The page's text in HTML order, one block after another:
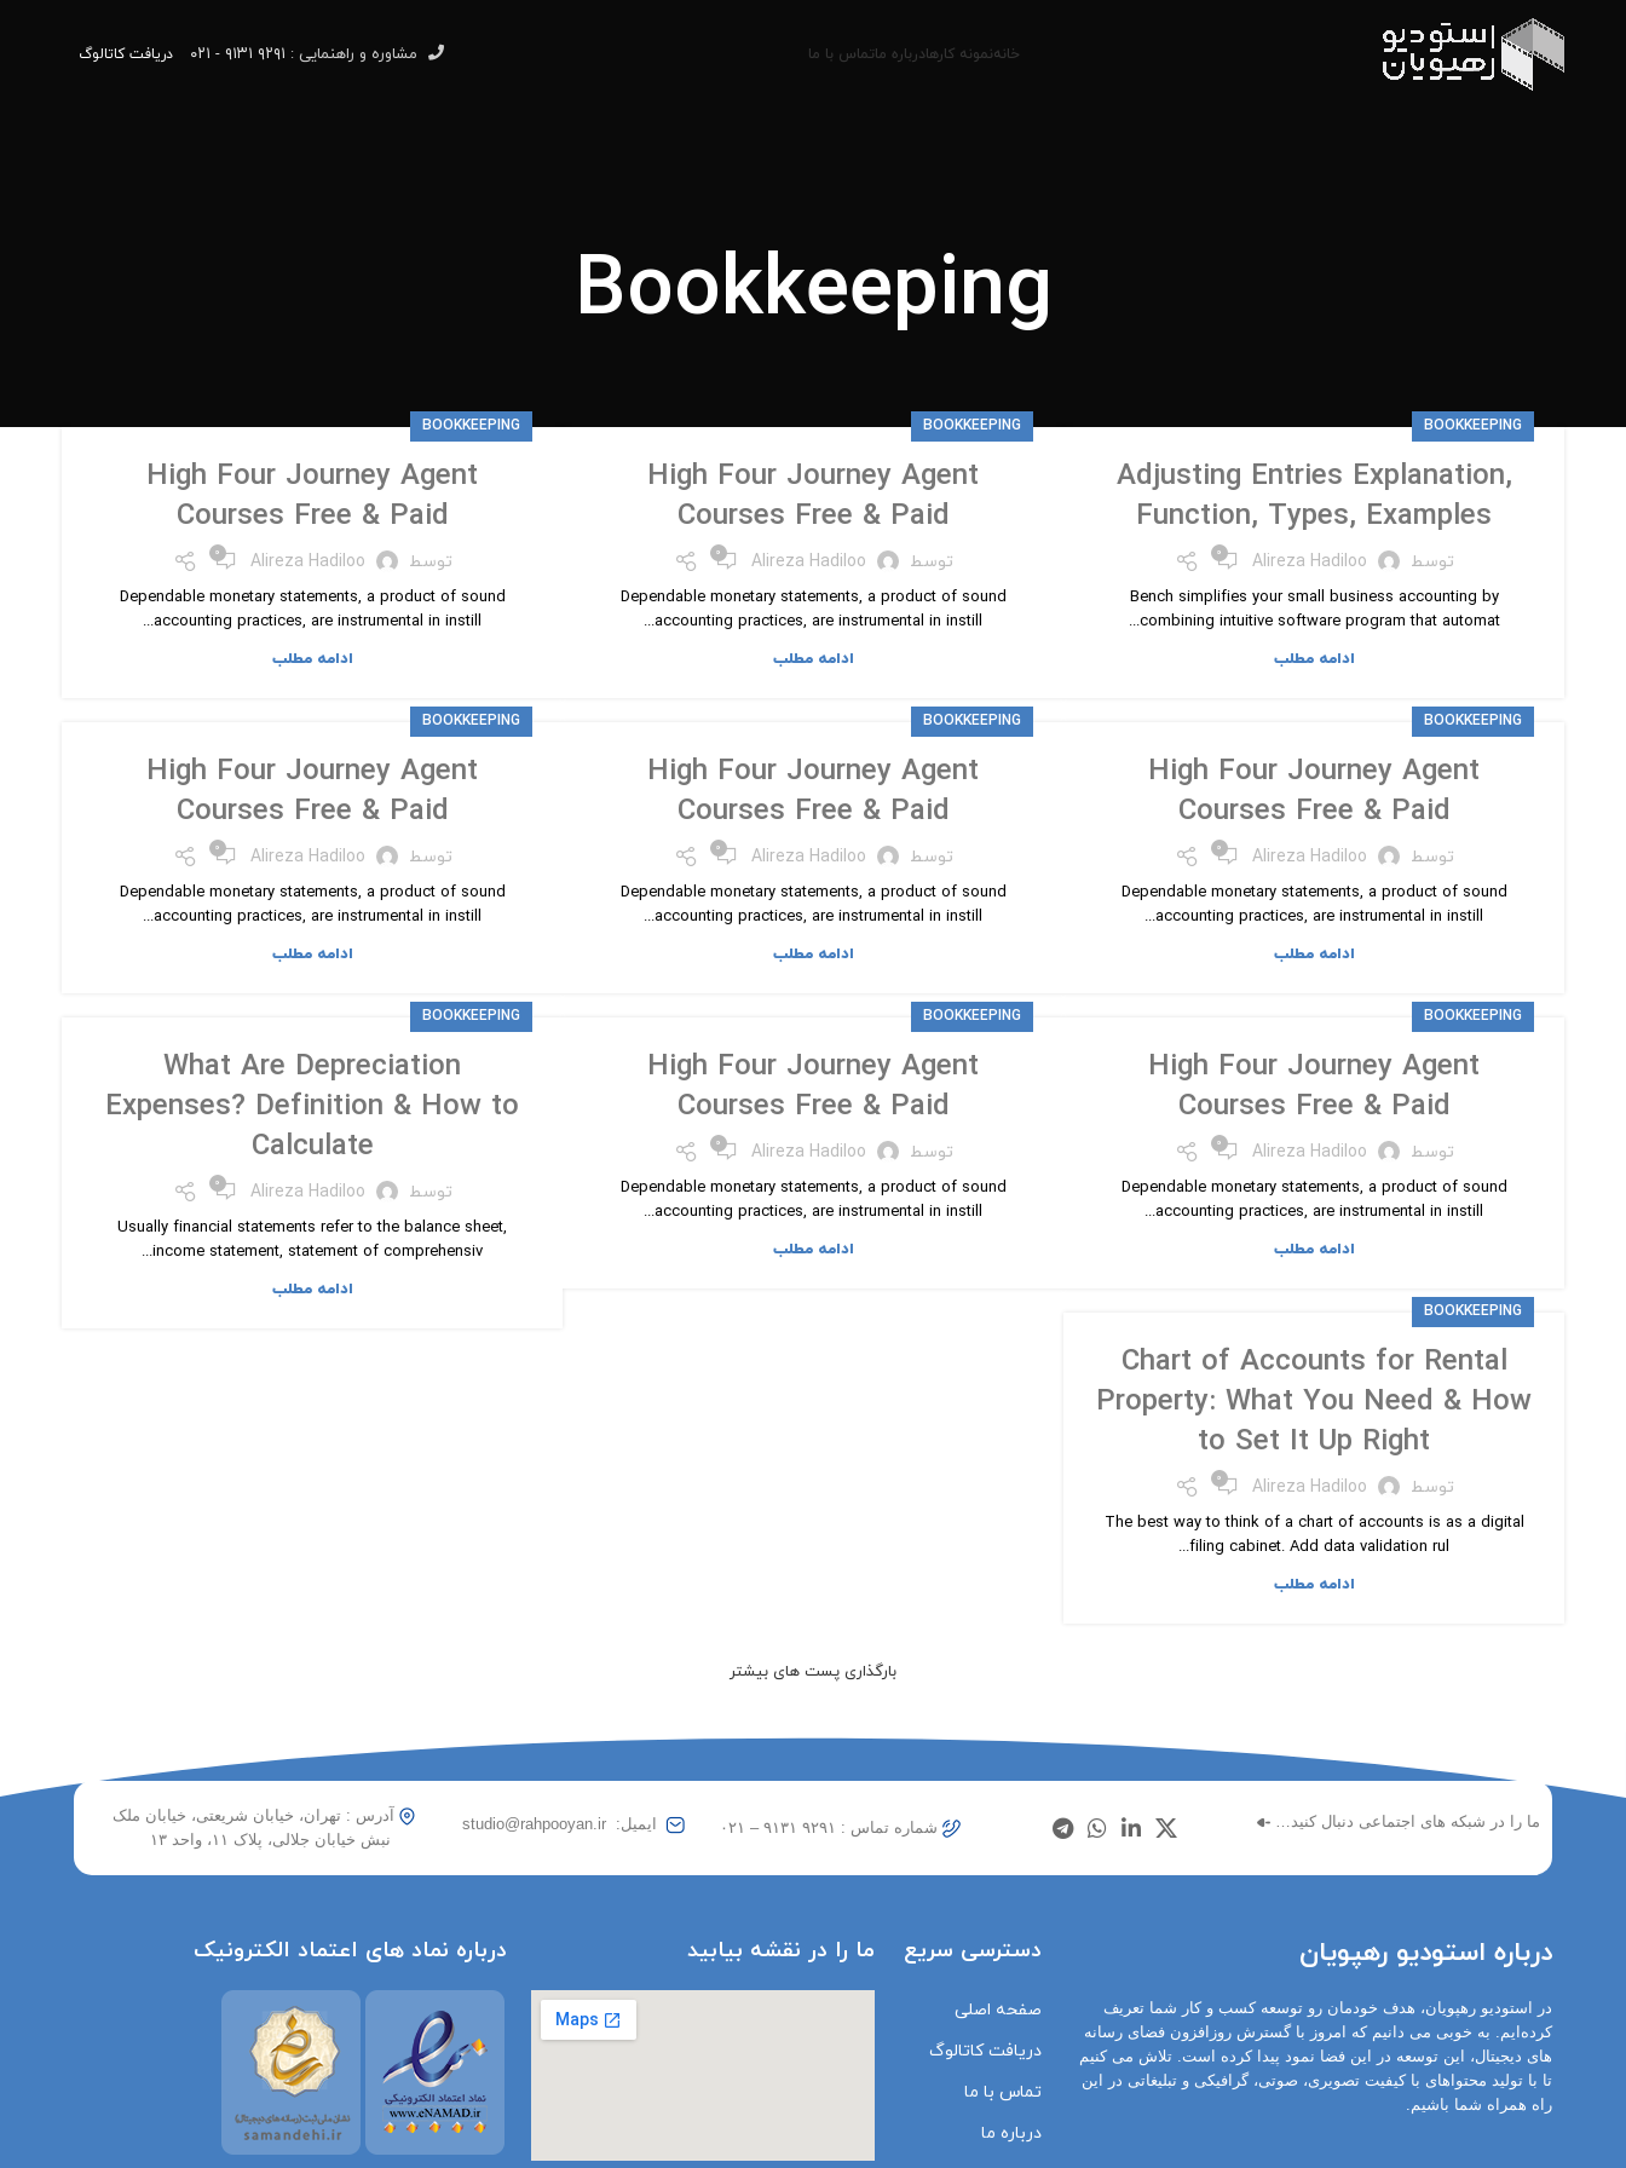
خانهنمونه کارهادرباره ماتماس با ما مشاوره و راهنمایی : ۹۲۹۱ ۹۱۳۱ - ۰۲۱ دریافت کاتالوگ
Bookkeeping
BOOKKEEPING
Adjusting Entries Explanation,
Function, Types, Examples
توسط Alireza Hadiloo ۰
Bench simplifies your small business accounting by
combining intuitive software program that automat...
ادامه مطلب
BOOKKEEPING
High Four Journey Agent
Courses Free & Paid
توسط Alireza Hadiloo ۰
Dependable monetary statements, a product of sound
accounting practices, are instrumental in instill...
ادامه مطلب
BOOKKEEPING
High Four Journey Agent
Courses Free & Paid
توسط Alireza Hadiloo ۰
Dependable monetary statements, a product of sound
accounting practices, are instrumental in instill...
ادامه مطلب
BOOKKEEPING
High Four Journey Agent
Courses Free & Paid
توسط Alireza Hadiloo ۰
Dependable monetary statements, a product of sound
accounting practices, are instrumental in instill...
ادامه مطلب
BOOKKEEPING
High Four Journey Agent
Courses Free & Paid
توسط Alireza Hadiloo ۰
Dependable monetary statements, a product of sound
accounting practices, are instrumental in instill...
ادامه مطلب
BOOKKEEPING
High Four Journey Agent
Courses Free & Paid
توسط Alireza Hadiloo ۰
Dependable monetary statements, a product of sound
accounting practices, are instrumental in instill...
ادامه مطلب
BOOKKEEPING
High Four Journey Agent
Courses Free & Paid
توسط Alireza Hadiloo ۰
Dependable monetary statements, a product of sound
accounting practices, are instrumental in instill...
ادامه مطلب
BOOKKEEPING
High Four Journey Agent
Courses Free & Paid
توسط Alireza Hadiloo ۰
Dependable monetary statements, a product of sound
accounting practices, are instrumental in instill...
ادامه مطلب
BOOKKEEPING
What Are Depreciation
Expenses? Definition & How to
Calculate
توسط Alireza Hadiloo ۰
Usually financial statements refer to the balance sheet,
income statement, statement of comprehensiv...
ادامه مطلب
BOOKKEEPING
Chart of Accounts for Rental
Property: What You Need & How
to Set It Up Right
توسط Alireza Hadiloo ۰
The best way to think of a chart of accounts is as a digital
filing cabinet. Add data validation rul...
ادامه مطلب
بارگذاری پست های بیشتر
ما را در شبکه های اجتماعی دنبال کنید… شماره تماس : ۹۲۹۱ ۹۱۳۱ – ۰۲۱ ایمیل: studio@rahpooyan.ir
آدرس : تهران، خیابان شریعتی، خیابان ملک
نبش خیابان جلالی، پلاک ۱۱، واحد ۱۳
درباره استودیو رهپویان
در استودیو رهپویان، هدف خودمان رو توسعه کسب و کار شما تعریف
کرده‌ایم. به خوبی می دانیم که امروز با گسترش روزافزون فضای رسانه
های دیجیتال، این توسعه در این فضا نمود پیدا کرده است. تلاش می کنیم
تا با تولید محتواهای با کیفیت تصویری، صوتی، گرافیکی و تبلیغاتی در این
راه همراه شما باشیم.
دسترسی سریع
صفحه اصلی
دریافت کاتالوگ
تماس با ما
درباره ما
ما را در نقشه بیابید درباره نماد های اعتماد الکترونیک